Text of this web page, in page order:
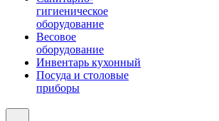
гигиеническое
оборудование
Весовое
оборудование
Инвентарь кухонный
Посуда и столовые
приборы